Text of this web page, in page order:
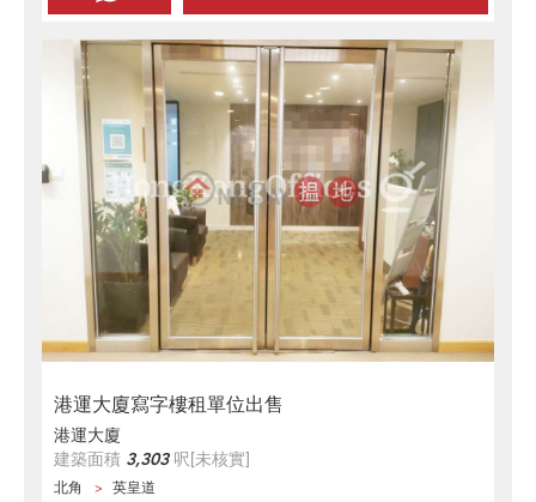
港運大廈寫字樓租單位出售
港運大廈
建築面積 3,303呎[未核實]
北角 英皇道